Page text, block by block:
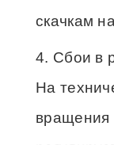
скачкам
Сбои в
На
вращения